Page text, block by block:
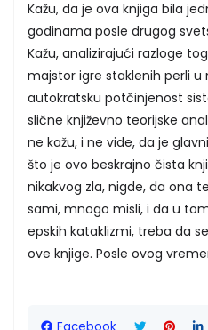
Kažu, da je ova knjiga bila
godinama posle drugog
Kažu, analizirajući razloge
majstor igre staklenih perli u
autokratsku potčinjenost
slične književno teorijske
ne kažu, i ne vide, da je
što je ovo beskrajno čista
nikakvog zla, nigde, da ona
sami, mnogo misli, i da u
epskih kataklizmi, treba da
ove knjige. Posle ovog
Facebook